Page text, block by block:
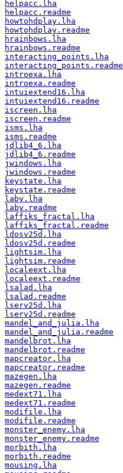
helpacc.lha
helpacc.readme
howtohdplay.lha
howtohdplay.readme
hrainbows.lha
hrainbows.readme
interacting_points.lha
interacting_points.readme
introexa.lha
introexa.readme
intuiextend16.lha
intuiextend16.readme
iscreen.lha
iscreen.readme
isms.lha
isms.readme
jdlib4_6.lha
jdlib4_6.readme
jwindows.lha
jwindows.readme
keystate.lha
keystate.readme
laby.lha
laby.readme
laffiks_fractal.lha
laffiks_fractal.readme
ldosv25d.lha
ldosv25d.readme
lightsim.lha
lightsim.readme
localeext.lha
localeext.readme
lsalad.lha
lsalad.readme
lserv25d.lha
lserv25d.readme
mandel_and_julia.lha
mandel_and_julia.readme
mandelbrot.lha
mandelbrot.readme
mapcreator.lha
mapcreator.readme
mazegen.lha
mazegen.readme
medext71.lha
medext71.readme
modifile.lha
modifile.readme
monster_enemy.lha
monster_enemy.readme
morbith.lha
morbith.readme
mousing.lha